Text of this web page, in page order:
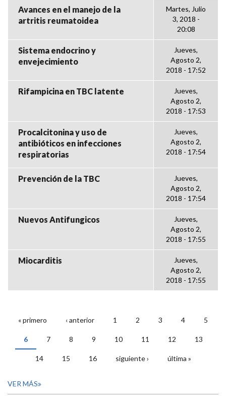
Avances en el manejo de la
artritis reumatoidea
Martes, Julio
3, 2018 -
20:08
Sistema endocrino y
envejecimiento
Jueves,
Agosto 2,
2018 - 17:52
Rifampicina en TBC latente
Jueves,
Agosto 2,
2018 - 17:53
Procalcitonina y uso de
antibióticos en infecciones
respiratorias
Jueves,
Agosto 2,
2018 - 17:54
Prevención de la TBC
Jueves,
Agosto 2,
2018 - 17:54
Nuevos Antifungicos
Jueves,
Agosto 2,
2018 - 17:55
Miocarditis
Jueves,
Agosto 2,
2018 - 17:55
PÁGINAS
« primero ‹ anterior 1 2 3 4 5
6 7 8 9 10 11 12 13
14 15 16 siguiente › última »
VER MÁS